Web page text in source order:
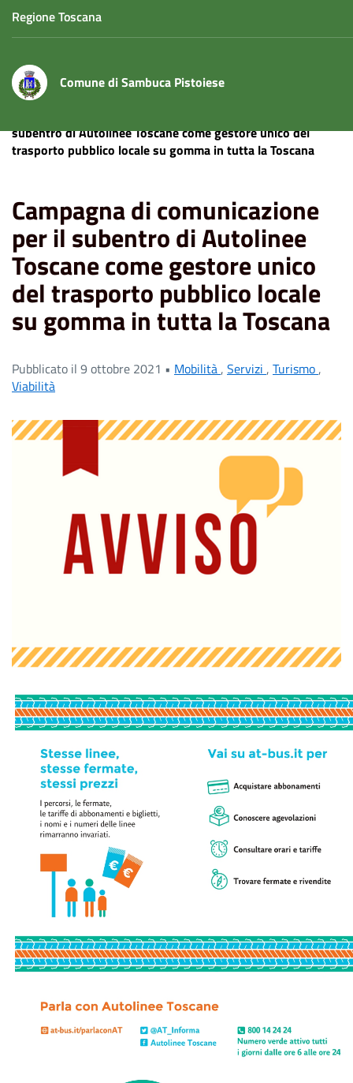
Regione Toscana
Comune di Sambuca Pistoiese
subentro di Autolinee Toscane come gestore unico del
trasporto pubblico locale su gomma in tutta la Toscana
Campagna di comunicazione
per il subentro di Autolinee
Toscane come gestore unico
del trasporto pubblico locale
su gomma in tutta la Toscana
Pubblicato il 9 ottobre 2021 • Mobilità, Servizi , Turismo,
Viabilità